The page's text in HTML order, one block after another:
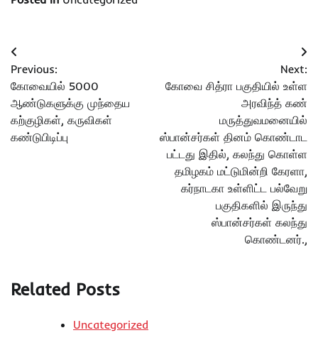
Post
navigation
Previous:
கோவையில் 5000
ஆண்டுகளுக்கு முந்தைய
கற்குழிகள், கருவிகள்
கண்டுபிடிப்பு
Next:
கோவை சித்ரா பகுதியில் உள்ள
அரவிந்த் கண்
மருத்துவமனையில்
ஸ்பான்சர்கள் தினம் கொண்டாட
பட்டது இதில், கலந்து கொள்ள
தமிழகம் மட்டுமின்றி கேரளா,
கர்நாடகா உள்ளிட்ட பல்வேறு
பகுதிகளில் இருந்து
ஸ்பான்சர்கள் கலந்து
கொண்டனர்.,
Related Posts
Uncategorized